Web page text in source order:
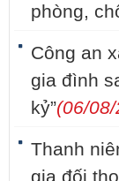
phòng,
Công an
gia đình
kỷ”(06/
Thanh
gia đối